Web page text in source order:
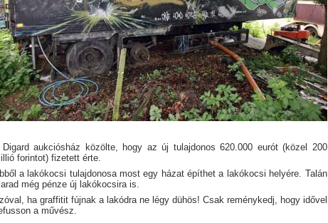
Digard aukciósház közölte, hogy az új tulajdonos 620.000 eurót (közel 200
forintot) fizetett érte.
a lakókocsi tulajdonosa most egy házat építhet a lakókocsi helyére. Talán
még pénze új lakókocsira is.
ha graffitit fújnak a lakódra ne légy dühös! Csak reménykedj, hogy idővel
a művész.